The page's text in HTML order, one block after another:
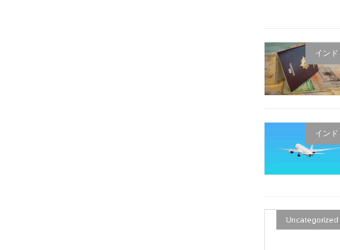
インド
インド
Uncategorized